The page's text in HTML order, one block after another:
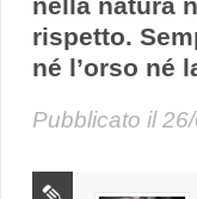
rispetto.
né l’orso né
Pubblicato il